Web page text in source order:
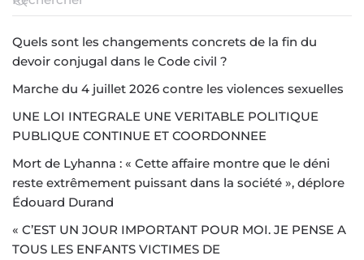
Quels sont les changements concrets de la fin du
devoir conjugal dans le Code civil ?
Marche du 4 juillet 2026 contre les violences sexuelles
UNE LOI INTEGRALE UNE VERITABLE POLITIQUE
PUBLIQUE CONTINUE ET COORDONNEE
Mort de Lyhanna : « Cette affaire montre que le déni
reste extrêmement puissant dans la société », déplore
Édouard Durand
« C’EST UN JOUR IMPORTANT POUR MOI. JE PENSE A
TOUS LES ENFANTS VICTIMES DE